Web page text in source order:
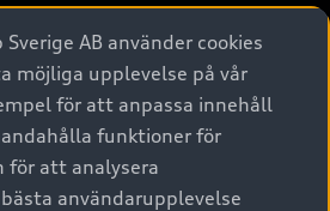
AB använder cookies
möjliga upplevelse på vår
för att anpassa innehåll
funktioner för
för att analysera
användarupplevelse